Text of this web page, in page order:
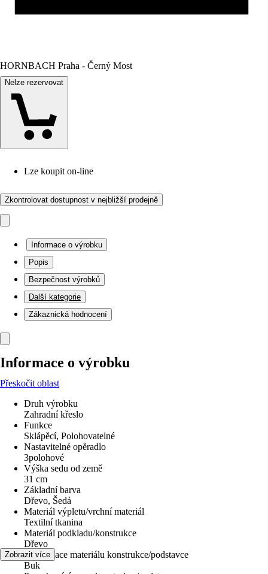
HORNBACH Praha - Černý Most
Nelze rezervovat
Lze koupit on-line
Zkontrolovat dostupnost v nejbližší prodejně
Informace o výrobku
Popis
Bezpečnost výrobků
Další kategorie
Zákaznická hodnocení
Informace o výrobku
Přeskočit oblast
Druh výrobku
Zahradní křeslo
Funkce
Sklápěcí, Polohovatelné
Nastavitelné opěradlo
3polohové
Výška sedu od země
31 cm
Základní barva
Dřevo, Šedá
Materiál výpletu/vrchní materiál
Textilní tkanina
Materiál podkladu/konstrukce
Dřevo
Specifikace materiálu konstrukce/podstavce
Buk
Zobrazit více